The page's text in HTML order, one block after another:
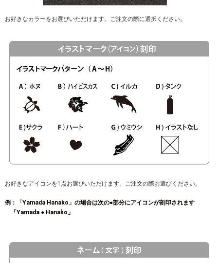
お好きなカラーをお選びいただけます。ご注文の際に選択ください。
お好きなアイコンを1点お選びいただけます。ご注文の際お選びください。
例：「Yamada Hanako」の場合は次の●部分にアイコンが刻印されます
「Yamada ● Hanako」